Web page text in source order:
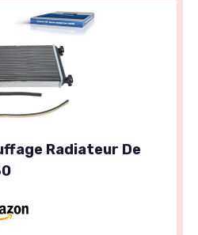
Radiateur De